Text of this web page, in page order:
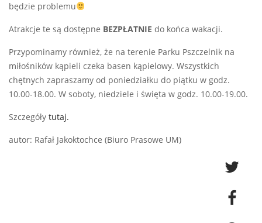
będzie problemu
Atrakcje te są dostępne BEZPŁATNIE do końca wakacji.
Przypominamy również, że na terenie Parku Pszczelnik na
miłośników kąpieli czeka basen kąpielowy. Wszystkich
chętnych zapraszamy od poniedziałku do piątku w godz.
10.00-18.00. W soboty, niedziele i święta w godz. 10.00-19.00.
Szczegóły tutaj.
autor: Rafał Jakoktochce (Biuro Prasowe UM)